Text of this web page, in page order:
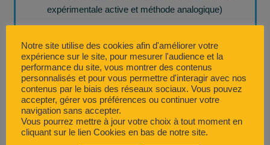
expérimentale active et méthode analogique)
Présentation d’habiletés relationnelles (méthode
expositive magistrale)
Mise en pratique de ces habiletés par des
exercices et des jeux de rôle (méthode
démonstrative et méthode interrogative)
Bilan, pistes de réflexion et de travail pour
appliquer ces nouveaux outils au quotidien
Notre site utilise des cookies afin d'améliorer votre
expérience sur le site, pour mesurer l'audience et la
performance du site, vous montrer des contenus
personnalisés et pour vous permettre d'interagir avec nos
contenus par le biais des réseaux sociaux. Vous pouvez
accepter, gérer vos préférences ou continuer votre
navigation sans accepter.
Vous pourrez mettre à jour votre choix à tout moment en
cliquant sur le lien Cookies en bas de notre site.